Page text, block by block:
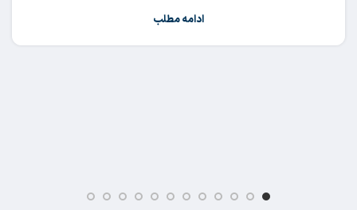
ادامه مطلب